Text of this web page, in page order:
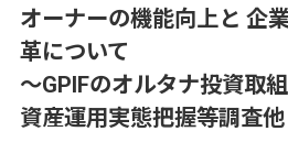
オーナーの機能向上と 企
革について
～GPIFのオルタナ投資取
資産運用実態把握等調査他